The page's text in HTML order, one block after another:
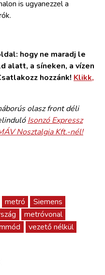
is ugyanezzel a
hogy ne maradj le
alatt, a síneken, a vízen
hozzánk! Klikk,
olasz front déli
Isonzó Expressz
Nosztalgia Kft.-nél!
metró
Siemens
metróvonal
vezető nélkül